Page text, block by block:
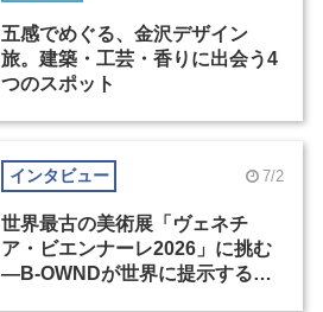
五感でめぐる、金沢デザイン
旅。建築・工芸・香りに出会う4
つのスポット
インタビュー 7/2
世界最古の美術展「ヴェネチ
ア・ビエンナーレ2026」に挑む
―B-OWNDが世界に提示する美